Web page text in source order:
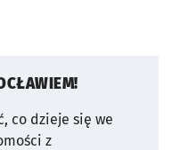
co dzieje się we
z